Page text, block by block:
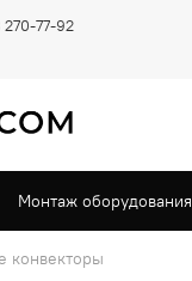
270-77-92
Монтаж оборудования
конвекторы